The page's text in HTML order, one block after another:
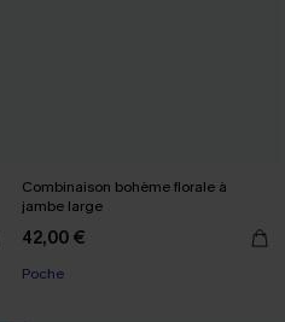
Combinaison bohème florale à
jambe large
42,00 €
Poche